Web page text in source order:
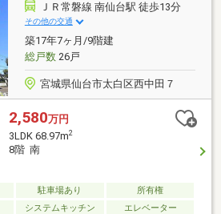
ＪＲ常磐線 南仙台駅 徒歩13分
その他の交通
築17年7ヶ月/9階建
総戸数26戸
宮城県仙台市太白区西中田７
2,580万円
3LDK 68.97m2
8階 南
駐車場あり
所有権
システムキッチン エレベーター